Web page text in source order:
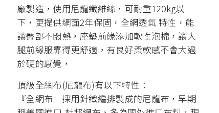
廠製造，使用尼龍纖維絲，可耐重120kg以
下，更提供網面2年保固，全網透氣 特性，能
讓臀部不悶熱，座墊前緣添加軟性泡棉，讓大
腿前緣服靠得更舒適，有良好柔軟感不會大過
於硬的感覺，
頂級全網布(尼龍布)有以下特性：
『全網布』採用針織編排製成的尼龍布，早期